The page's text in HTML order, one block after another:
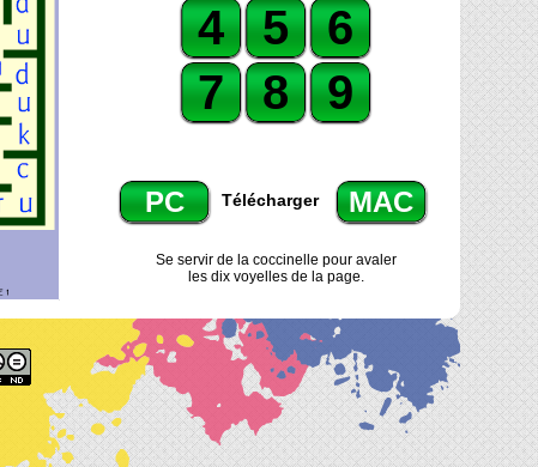
4
5
6
7
8 9
PC Télécharger MAC
Se servir de la coccinelle pour avaler
les dix voyelles de la page.